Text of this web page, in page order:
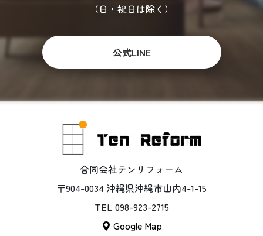
（日・祝日は除く）
公式LINE
合同会社テンリフォーム
〒904-0034 沖縄県沖縄市山内4-1-15
TEL 098-923-2715
Google Map